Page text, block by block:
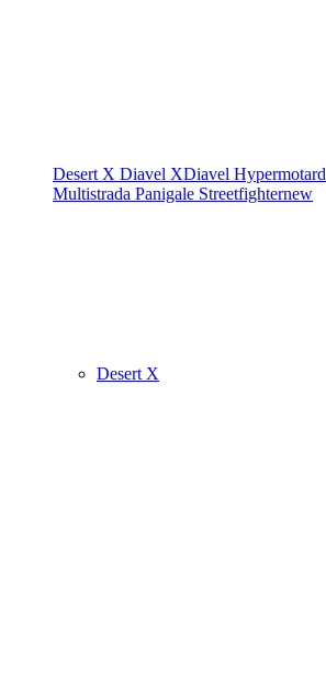
Desert X Diavel XDiavel Hypermotard
Multistrada Panigale Streetfighternew
Desert X